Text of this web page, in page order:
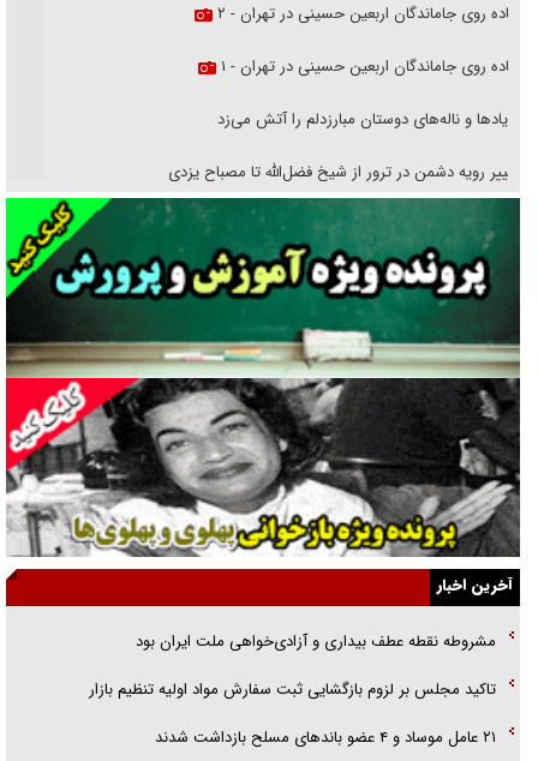
پیاده روی جاماندگان اربعین حسینی در تهران - ۲
پیاده روی جاماندگان اربعین حسینی در تهران - ۱
فریاد‌ها و ناله‌های دوستان مبارزدلم را آتش می‌زد
تغییر رویه دشمن در ترور از شیخ فضل‌الله تا مصباح یزدی
خرید قسطی اولش خنده و آخرش گریه است!
فوتبال و آن «بالا»!
راهبرد غافلگیری با نسل جدید پهپاد‌ها
جنجال پزشکان تقلبی در صنعت زیبایی
یهودی‌ها در ادبیات داستانی اروپا؛ از شکسپیر تا دیکنز
گفت‌وگو با خواهر یکی از شهدای جنگ رمضان/ خواهرم فرمانده جهادی و
اهل خدمت بی‌منت بود
جزئیات شکنجه‌هایم فراتر از آن است که در بیان بگنجد!
گزارش «جوان» از قوانین سخت‌گیرانه ۶ قاره در برابر یورش به پاسگاه‌های
آخرین اخبار
مشروطه نقطه عطف بیداری و آزادی‌خواهی ملت ایران بود
تاکید مجلس بر لزوم بازگشایی ثبت سفارش مواد اولیه تنظیم بازار
۲۱ عامل موساد و ۴ عضو باند‌های مسلح بازداشت شدند